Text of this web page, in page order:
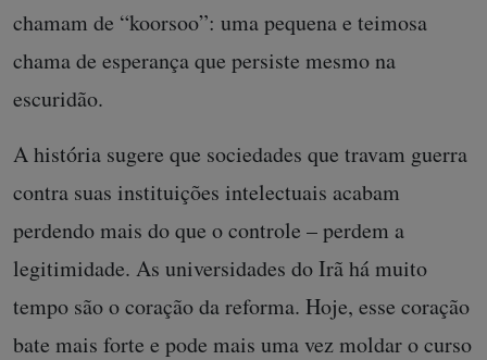
chamam de “koorsoo”: uma pequena e teimosa
chama de esperança que persiste mesmo na
escuridão.
A história sugere que sociedades que travam guerra
contra suas instituições intelectuais acabam
perdendo mais do que o controle – perdem a
legitimidade. As universidades do Irã há muito
tempo são o coração da reforma. Hoje, esse coração
bate mais forte e pode mais uma vez moldar o curso